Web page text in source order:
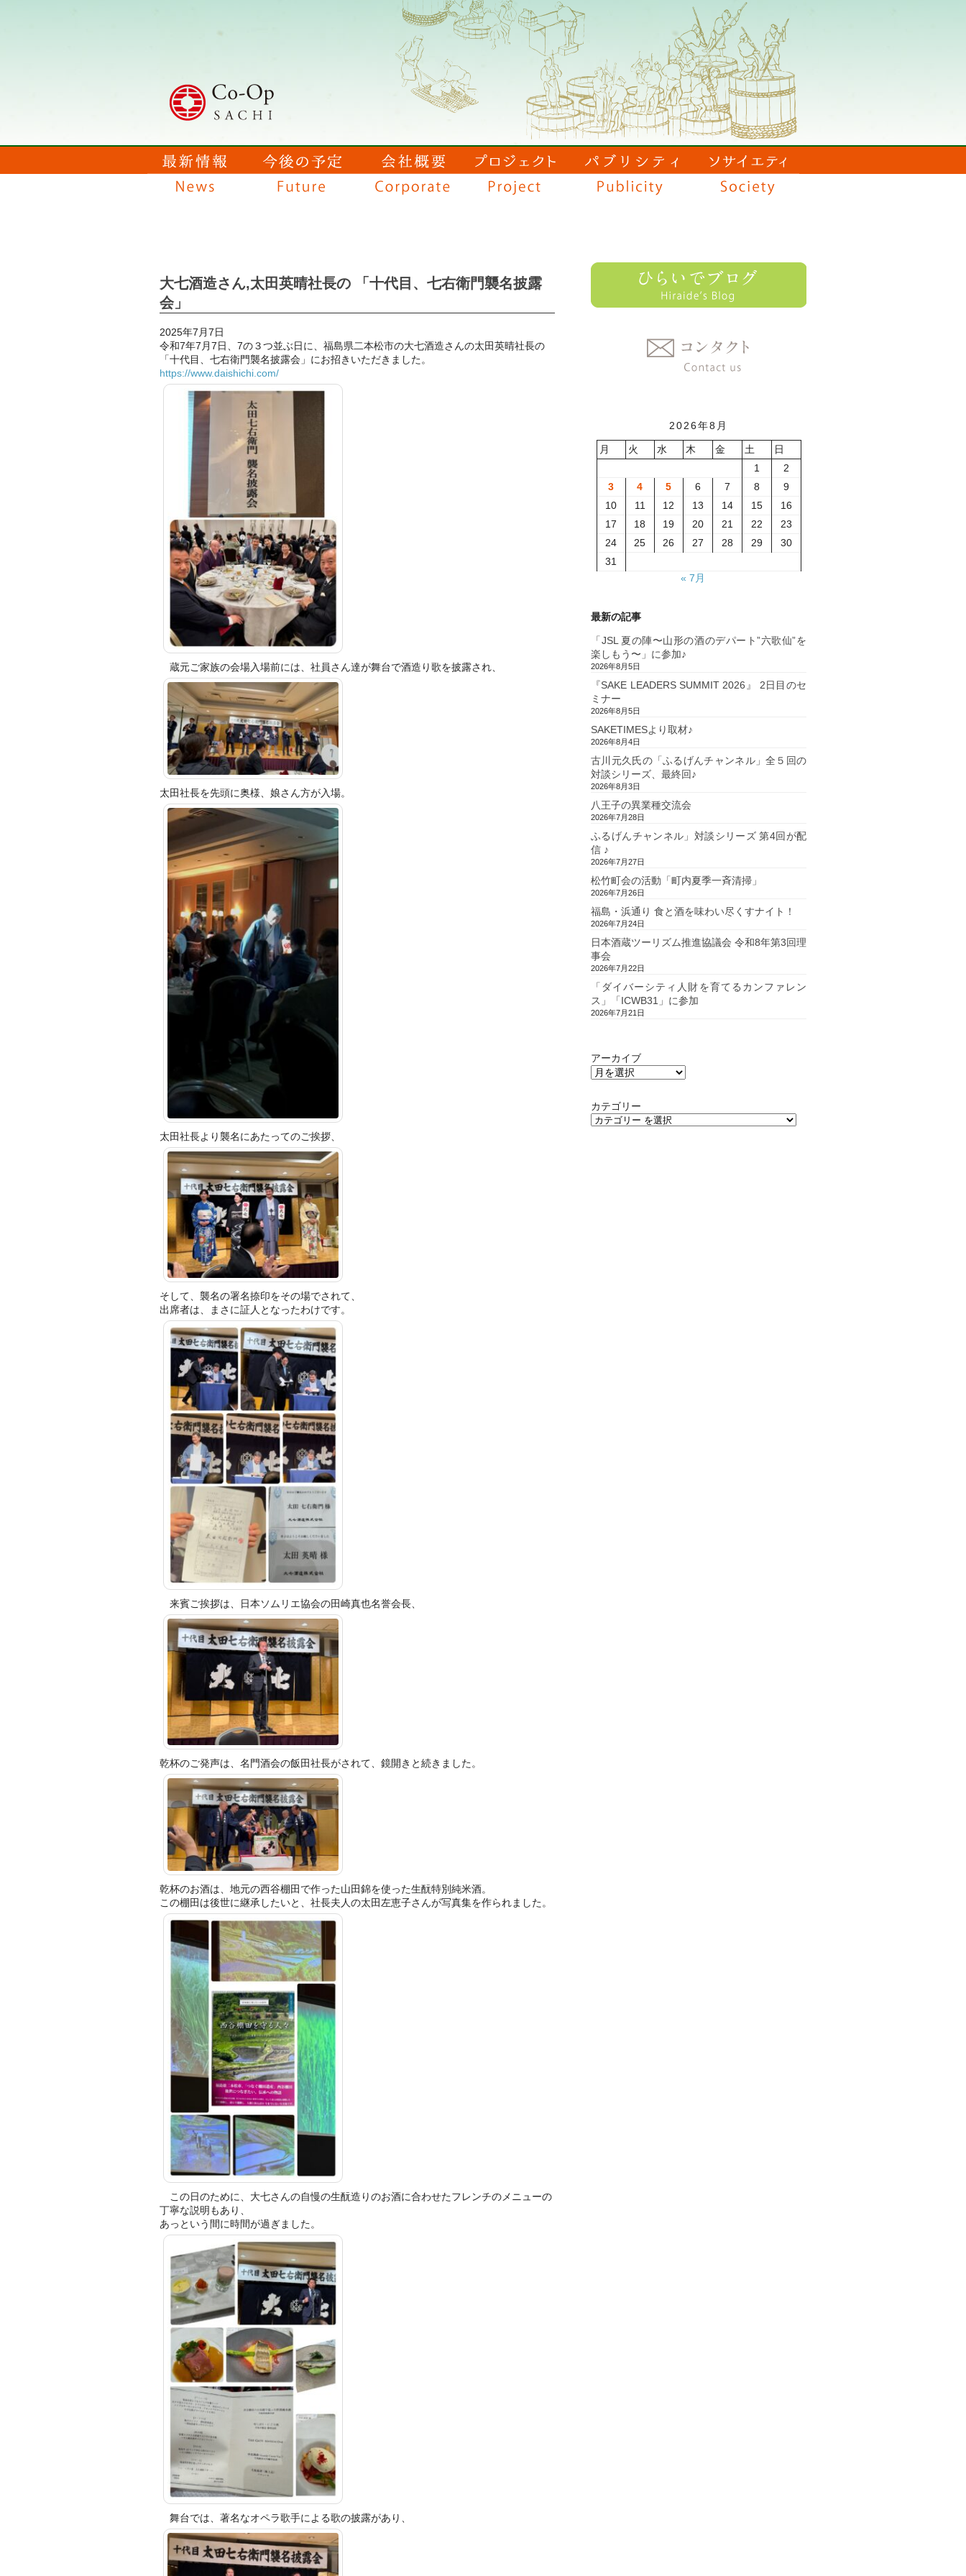
大七酒造さん,太田英晴社長の 「十代目、七右衛門襲名披露
会」
2025年7月7日
令和7年7月7日、7の３つ並ぶ日に、福島県二本松市の大七酒造さんの太田英晴社長の
「十代目、七右衛門襲名披露会」にお招きいただきました。
https://www.daishichi.com/
蔵元ご家族の会場入場前には、社員さん達が舞台で酒造り歌を披露され、
太田社長を先頭に奥様、娘さん方が入場。
太田社長より襲名にあたってのご挨拶、
そして、襲名の署名捺印をその場でされて、
出席者は、まさに証人となったわけです。
来賓ご挨拶は、日本ソムリエ協会の田崎真也名誉会長、
乾杯のご発声は、名門酒会の飯田社長がされて、鏡開きと続きました。
乾杯のお酒は、地元の西谷棚田で作った山田錦を使った生酛特別純米酒。
この棚田は後世に継承したいと、社長夫人の太田左恵子さんが写真集を作られました。
この日のために、大七さんの自慢の生酛造りのお酒に合わせたフレンチのメニューの
丁寧な説明もあり、
あっという間に時間が過ぎました。
舞台では、著名なオペラ歌手による歌の披露があり、
2026年8月
月 火 水 木 金 土
日
1
2
3
4 5 6 7 8
9
10
11 12 13 14 15
16
17
18 19 20 21 22
23
24
25 26 27 28 29
30
31
« 7月
最新の記事
「JSL 夏の陣〜山形の酒のデパート”六歌仙”を
楽しもう〜」に参加♪
2026年8月5日
『SAKE LEADERS SUMMIT 2026』 2日目のセ
ミナー
2026年8月5日
SAKETIMESより取材♪
2026年8月4日
古川元久氏の「ふるげんチャンネル」全５回の
対談シリーズ、最終回♪
2026年8月3日
八王子の異業種交流会
2026年7月28日
ふるげんチャンネル」対談シリーズ 第4回が配
信 ♪
2026年7月27日
松竹町会の活動「町内夏季一斉清掃」
2026年7月26日
福島・浜通り 食と酒を味わい尽くすナイト！
2026年7月24日
日本酒蔵ツーリズム推進協議会 令和8年第3回理
事会
2026年7月22日
「ダイバーシティ人財を育てるカンファレン
ス」「ICWB31」に参加
2026年7月21日
アーカイブ
カテゴリー